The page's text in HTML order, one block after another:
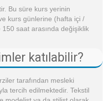
Bu süre kurs yerinin
kurs günlerine (hafta içi /
saat arasında değişiklik
katılabilir?
tarafından mesleki
tercih edilmektedir. Tekstil